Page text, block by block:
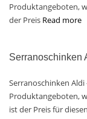
Produktangeboten,
der Preis Read more
Serranoschinken
Serranoschinken
Produktangeboten,
ist der Preis für diesen